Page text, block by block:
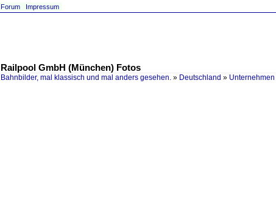
Forum Impressum
Railpool GmbH (München) Fotos
Bahnbilder, mal klassisch und mal anders gesehen. » Deutschland » Unternehmen